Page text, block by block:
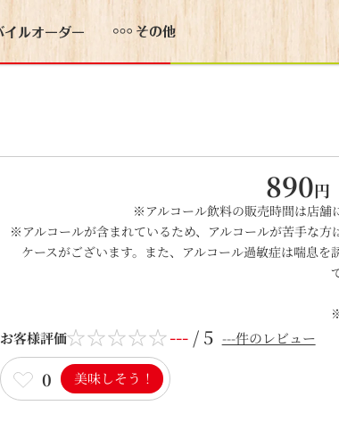
890円
※アルコール飲料の販売時間は店舗
※アルコールが含まれているため、アルコールが苦手な方
ケースがございます。また、アルコール過敏症は喘息を
お客様評価 --- / 5 ---件のレビュー
0 美味しそう！